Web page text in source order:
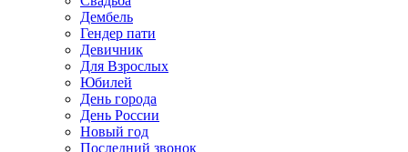
Дембель
Гендер пати
Девичник
Для Взрослых
Юбилей
День города
День России
Новый год
Последний звонок